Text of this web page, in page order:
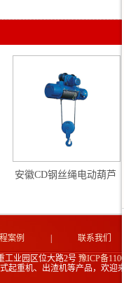
安徽CD钢丝绳电动葫芦
案例 联系我们
工业园区位大路2号 豫ICP备
重机、出渣机等产品，欢迎来